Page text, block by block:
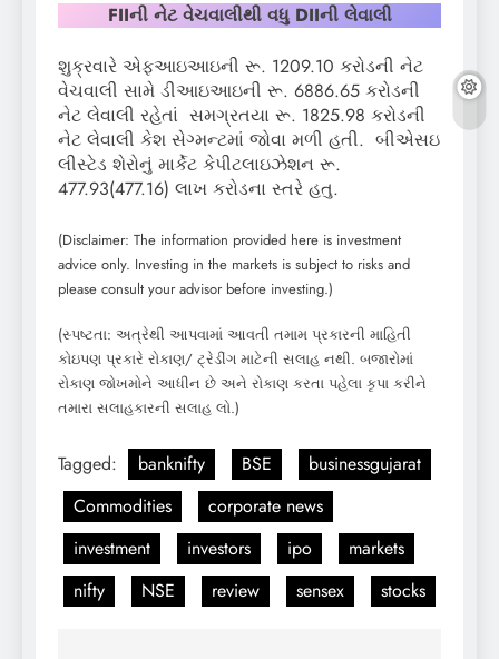
FIIની નેટ વેચવાલીથી વધુ DIIની લેવાલી
શુક્રવારે એફઆઇઆઇની રૂ. 1209.10 કરોડની નેટ
વેચવાલી સામે ડીઆઇઆઇની રૂ. 6886.65 કરોડની
નેટ લેવાલી રહેતાં સમગ્રતયા રૂ. 1825.98 કરોડની
નેટ લેવાલી કેશ સેગ્મન્ટમાં જોવા મળી હતી. બીએસઇ
લીસ્ટેડ શેરોનું માર્કેટ કેપીટલાઇઝેશન રૂ.
477.93(477.16) લાખ કરોડના સ્તરે હતુ.
(Disclaimer: The information provided here is investment
advice only. Investing in the markets is subject to risks and
please consult your advisor before investing.)
(સ્પષ્ટતા: અત્રેથી આપવામાં આવતી તમામ પ્રકારની માહિતી
કોઇપણ પ્રકારે રોકાણ/ ટ્રેડીંગ માટેની સલાહ નથી. બજારોમાં
રોકાણ જોખમોને આધીન છે અને રોકાણ કરતા પહેલા કૃપા કરીને
તમારા સલાહકારની સલાહ લો.)
Tagged: banknifty BSE
businessgujarat
Commodities
corporate news
investment
investors ipo
markets
nifty
NSE review sensex stocks